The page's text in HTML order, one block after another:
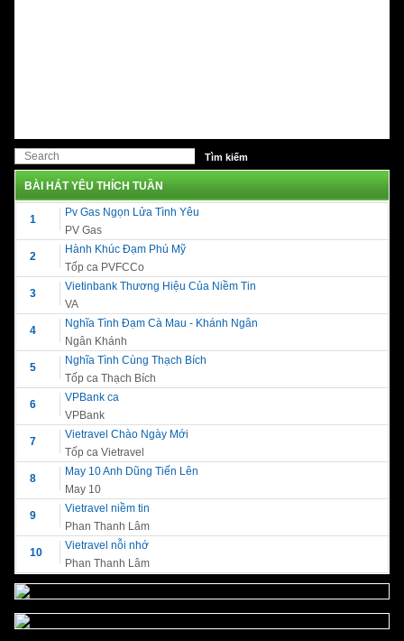
BÀI HÁT YÊU THÍCH TUẦN
1
Pv Gas Ngọn Lửa Tình Yêu
PV Gas
2
Hành Khúc Đạm Phú Mỹ
Tốp ca PVFCCo
3
Vietinbank Thương Hiệu Của Niềm Tin
VA
4
Nghĩa Tình Đạm Cà Mau - Khánh Ngân
Ngân Khánh
5
Nghĩa Tình Cùng Thạch Bích
Tốp ca Thạch Bích
6
VPBank ca
VPBank
7
Vietravel Chào Ngày Mới
Tốp ca Vietravel
8
May 10 Anh Dũng Tiến Lên
May 10
9
Vietravel niềm tin
Phan Thanh Lâm
10
Vietravel nỗi nhớ
Phan Thanh Lâm